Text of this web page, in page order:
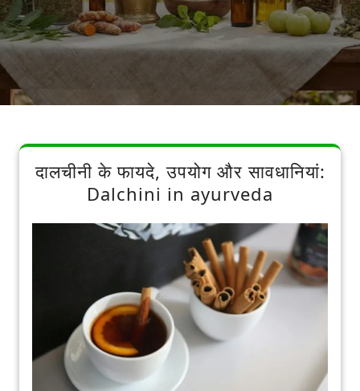
दालचीनी के फायदे, उपयोग और सावधानियां:
Dalchini in ayurveda